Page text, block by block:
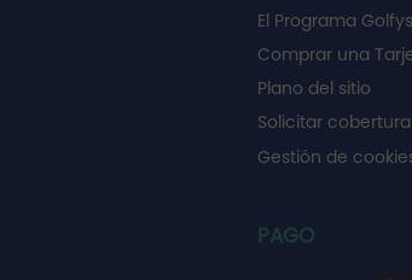
El Programa
Comprar una
Plano del sitio
Solicitar cobertura
Gestión de
PAGO